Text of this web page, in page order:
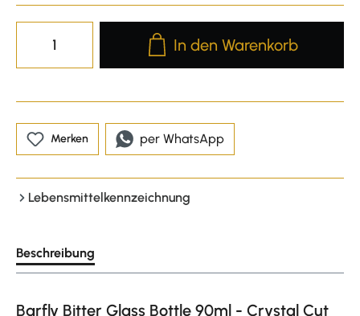
Produkt Anzahl: Gib den
In den Warenkorb
Merken per WhatsApp
Lebensmittelkennzeichnung
Beschreibung
Barfly Bitter Glass Bottle 90ml - Crystal Cut